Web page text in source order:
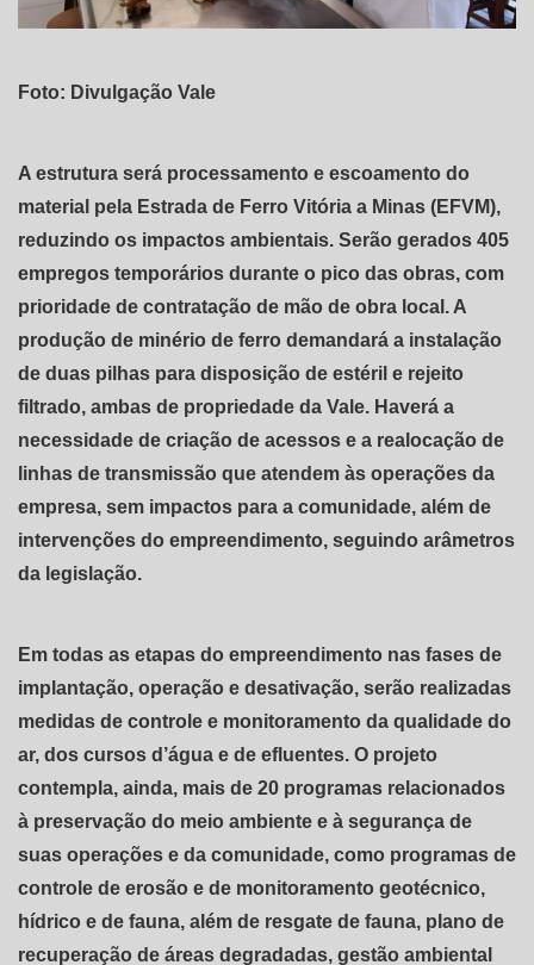
Foto: Divulgação Vale
A estrutura será processamento e escoamento do
material pela Estrada de Ferro Vitória a Minas (EFVM),
reduzindo os impactos ambientais. Serão gerados 405
empregos temporários durante o pico das obras, com
prioridade de contratação de mão de obra local. A
produção de minério de ferro demandará a instalação
de duas pilhas para disposição de estéril e rejeito
filtrado, ambas de propriedade da Vale. Haverá a
necessidade de criação de acessos e a realocação de
linhas de transmissão que atendem às operações da
empresa, sem impactos para a comunidade, além de
intervenções do empreendimento, seguindo arâmetros
da legislação.
Em todas as etapas do empreendimento nas fases de
implantação, operação e desativação, serão realizadas
medidas de controle e monitoramento da qualidade do
ar, dos cursos d’água e de efluentes. O projeto
contempla, ainda, mais de 20 programas relacionados
à preservação do meio ambiente e à segurança de
suas operações e da comunidade, como programas de
controle de erosão e de monitoramento geotécnico,
hídrico e de fauna, além de resgate de fauna, plano de
recuperação de áreas degradadas, gestão ambiental